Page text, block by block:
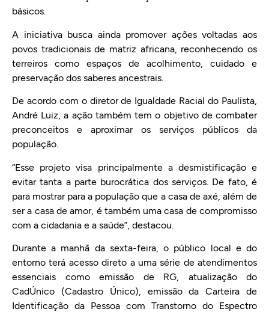
básicos.
A iniciativa busca ainda promover ações voltadas aos
povos tradicionais de matriz africana, reconhecendo os
terreiros como espaços de acolhimento, cuidado e
preservação dos saberes ancestrais.
De acordo com o diretor de Igualdade Racial do Paulista,
André Luiz, a ação também tem o objetivo de combater
preconceitos e aproximar os serviços públicos da
população.
“Esse projeto visa principalmente a desmistificação e
evitar tanta a parte burocrática dos serviços. De fato, é
para mostrar para a população que a casa de axé, além de
ser a casa de amor, é também uma casa de compromisso
com a cidadania e a saúde”, destacou.
Durante a manhã da sexta-feira, o público local e do
entorno terá acesso direto a uma série de atendimentos
essenciais como emissão de RG, atualização do
CadÚnico (Cadastro Único), emissão da Carteira de
Identificação da Pessoa com Transtorno do Espectro